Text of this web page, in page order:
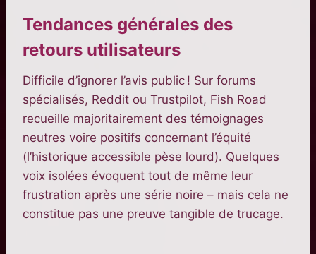
Tendances générales des
retours utilisateurs
Difficile d’ignorer l’avis public ! Sur forums
spécialisés, Reddit ou Trustpilot, Fish Road
recueille majoritairement des témoignages
neutres voire positifs concernant l’équité
(l’historique accessible pèse lourd). Quelques
voix isolées évoquent tout de même leur
frustration après une série noire – mais cela ne
constitue pas une preuve tangible de trucage.